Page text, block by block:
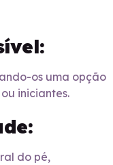
os uma opção
iniciantes.
do pé,